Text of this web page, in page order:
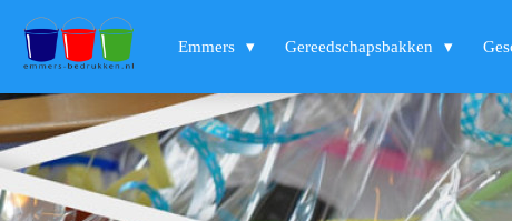
Emmers Gereedschapsbakken